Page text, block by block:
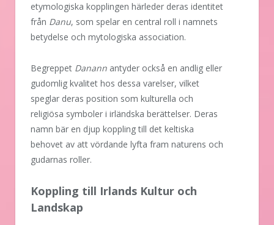
etymologiska kopplingen härleder deras identitet
från Danu, som spelar en central roll i namnets
betydelse och mytologiska association.
Begreppet Danann antyder också en andlig eller
gudomlig kvalitet hos dessa varelser, vilket
speglar deras position som kulturella och
religiösa symboler i irländska berättelser. Deras
namn bär en djup koppling till det keltiska
behovet av att vördande lyfta fram naturens och
gudarnas roller.
Koppling till Irlands Kultur och
Landskap